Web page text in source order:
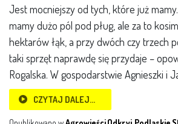
Jest mocniejszy od tych, które już
mamy dużo pól pod pług, ale za to
hektarów łąk, a przy dwóch czy trzech
taki sprzęt naprawdę się przydaje –
Rogalska. W gospodarstwie Agnieszki i
CZYTAJ DALEJ…